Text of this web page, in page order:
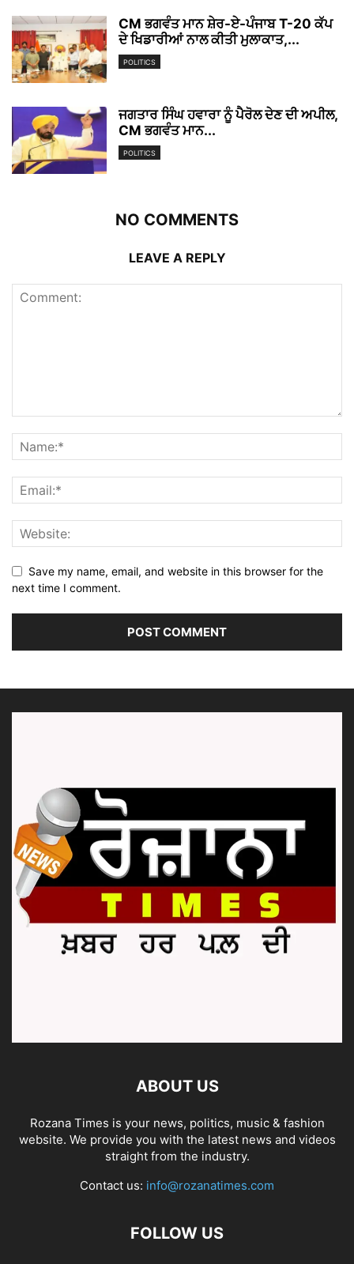
CM ਭਗਵੰਤ ਮਾਨ ਸ਼ੇਰ-ਏ-ਪੰਜਾਬ T-20 ਕੱਪ
ਦੇ ਖਿਡਾਰੀਆਂ ਨਾਲ ਕੀਤੀ ਮੁਲਾਕਾਤ,...
POLITICS
ਜਗਤਾਰ ਸਿੰਘ ਹਵਾਰਾ ਨੂੰ ਪੈਰੋਲ ਦੇਣ ਦੀ ਅਪੀਲ,
CM ਭਗਵੰਤ ਮਾਨ...
POLITICS
NO COMMENTS
LEAVE A REPLY
Save my name, email, and website in this browser for the
next time I comment.
ABOUT US
Rozana Times is your news, politics, music & fashion
website. We provide you with the latest news and videos
straight from the industry.
Contact us: info@rozanatimes.com
FOLLOW US